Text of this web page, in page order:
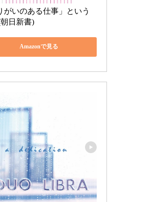
がいのある仕事」という
日新書)
Amazonで見る